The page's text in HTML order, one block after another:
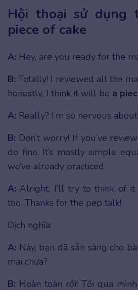
Hội thoại sử dụng
piece of cake
A: Hey, are you ready for the
B: Totally! I reviewed all the
honestly, I think it will be a
A: Really? I’m so nervous
B: Don’t worry! If you’ve
do fine. It’s mostly simple
we’ve already practiced.
A: Alright, I’ll try to think of it
too. Thanks for the pep talk!
Dịch nghĩa:
A: Này, bạn đã sẵn sàng cho
mai chưa?
B: Hoàn toàn rồi! Tối qua